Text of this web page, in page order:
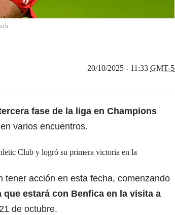
20/10/2025 - 11:33 GMT-5
fase de la liga en Champions
varios encuentros.
Club y logró su primera victoria en la
tener acción en esta fecha, comenzando
que estará con Benfica en la visita a
de octubre.